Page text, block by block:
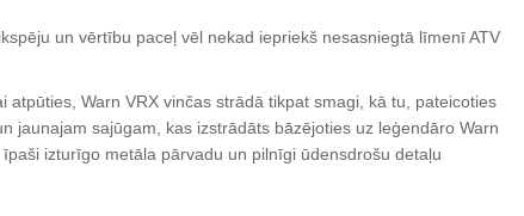
un vērtību paceļ vēl nekad iepriekš nesasniegtā līmenī ATV
atpūties, Warn VRX vinčas strādā tikpat smagi, kā tu, pateicoties
jaunajam sajūgam, kas izstrādāts bāzējoties uz leģendāro Warn
izturīgo metāla pārvadu un pilnīgi ūdensdrošu detaļu